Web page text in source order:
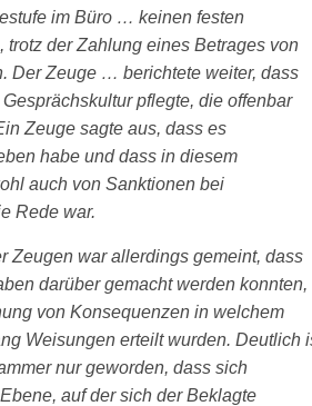
im Büro … keinen festen
trotz der Zahlung eines Betrages von
Der Zeuge … berichtete weiter, dass
pflegte, die offenbar
Zeuge sagte aus, dass es
habe und dass in diesem
auch von Sanktionen bei
Rede war.
Zeugen war allerdings gemeint, dass
darüber gemacht werden konnten,
von Konsequenzen in welchem
Weisungen erteilt wurden. Deutlich
nur geworden, dass sich
auf der sich der Beklagte